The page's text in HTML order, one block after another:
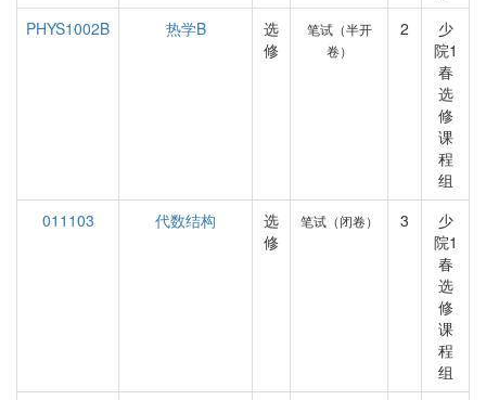
PHYS1002B
热学B
选
修
笔试（半开
卷）
2
少
院1
春
选
修
课
程
组
011103
代数结构
选
修
笔试（闭卷） 3
少
院1
春
选
修
课
程
组